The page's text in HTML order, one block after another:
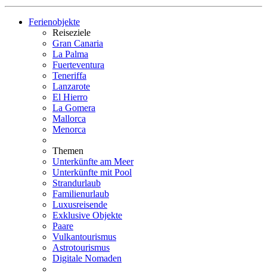
Ferienobjekte
Reiseziele
Gran Canaria
La Palma
Fuerteventura
Teneriffa
Lanzarote
El Hierro
La Gomera
Mallorca
Menorca
Themen
Unterkünfte am Meer
Unterkünfte mit Pool
Strandurlaub
Familienurlaub
Luxusreisende
Exklusive Objekte
Paare
Vulkantourismus
Astrotourismus
Digitale Nomaden